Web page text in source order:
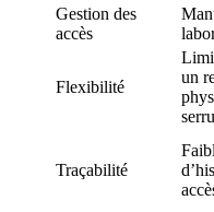
Gestion des
accès
Flexibilité
un
Traçabilité